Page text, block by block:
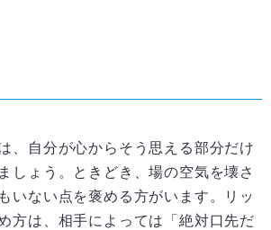
、自分が心からそう思える部分だけ
しょう。ときどき、場の空気を壊さ
いない点を褒める方がいます。リッ
方は、相手によっては「絶対口先だ